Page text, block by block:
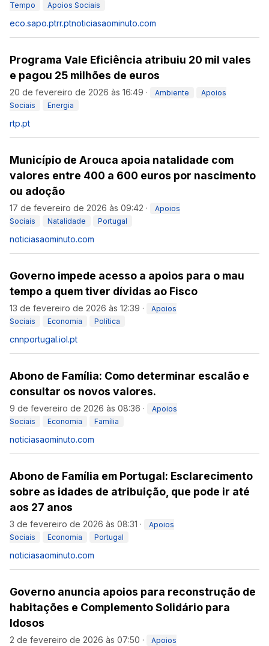
Tempo
Apoios Sociais
eco.sapo.ptrr.ptnoticiasaominuto.com
Programa Vale Eficiência atribuiu 20 mil vales
e pagou 25 milhões de euros
20 de fevereiro de 2026 às 16:49 · Ambiente
Apoios
Sociais
Energia
rtp.pt
Município de Arouca apoia natalidade com
valores entre 400 a 600 euros por nascimento
ou adoção
17 de fevereiro de 2026 às 09:42 ·
Apoios
Sociais
Natalidade Portugal
noticiasaominuto.com
Governo impede acesso a apoios para o mau
tempo a quem tiver dívidas ao Fisco
13 de fevereiro de 2026 às 12:39 ·
Apoios
Sociais
Economia Política
cnnportugal.iol.pt
Abono de Família: Como determinar escalão e
consultar os novos valores.
9 de fevereiro de 2026 às 08:36 ·
Apoios
Sociais
Economia Família
noticiasaominuto.com
Abono de Família em Portugal: Esclarecimento
sobre as idades de atribuição, que pode ir até
aos 27 anos
3 de fevereiro de 2026 às 08:31 ·
Apoios
Sociais
Economia Portugal
noticiasaominuto.com
Governo anuncia apoios para reconstrução de
habitações e Complemento Solidário para
Idosos
2 de fevereiro de 2026 às 07:50 ·
Apoios